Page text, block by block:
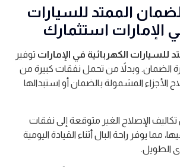
الممتد للسيارات
الإمارات استثمارك
للسيارات الكهربائية في الإمارات توفير
الضمان. وبدلاً من تحمل نفقات كبيرة من
الأجزاء المشمولة بالضمان أو استبدالها
الإصلاح الغير متوقعة إلى نفقات
مما يوفر راحة البال أثناء القيادة اليومية
الطويل.